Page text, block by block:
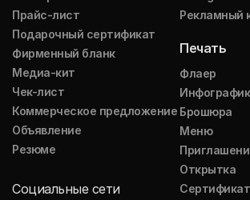
Прайс-лист
Подарочный сертификат
Фирменный бланк
Медиа-кит
Чек-лист
Коммерческое предложение
Объявление
Резюме
Социальные сети
Рекламный
Печать
Флаер
Брошюра
Меню
Открытка
Сертификат